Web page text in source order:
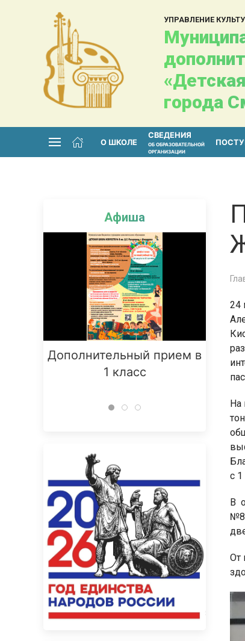
УПРАВЛЕНИЕ
города
О ШКОЛЕ
СВЕДЕНИЯ
ОБ ОБРАЗОВАТЕЛЬНОЙ
ОРГАНИЗАЦИИ
Афиша
Дополнительный прием в
1 класс
24
На
с
В
№8
От